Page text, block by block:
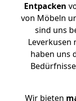
Entpacken
von Möbeln
sind uns
Leverkusen
haben uns
Wir bieten